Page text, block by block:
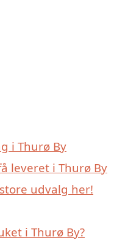
i Thurø By
leveret i Thurø By
udvalg her!
i Thurø By?